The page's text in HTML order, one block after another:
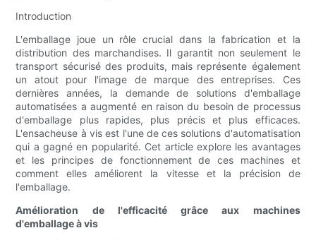
Introduction
L'emballage joue un rôle crucial dans la fabrication et la
distribution des marchandises. Il garantit non seulement le
transport sécurisé des produits, mais représente également
un atout pour l'image de marque des entreprises. Ces
dernières années, la demande de solutions d'emballage
automatisées a augmenté en raison du besoin de processus
d'emballage plus rapides, plus précis et plus efficaces.
L'ensacheuse à vis est l'une de ces solutions d'automatisation
qui a gagné en popularité. Cet article explore les avantages
et les principes de fonctionnement de ces machines et
comment elles améliorent la vitesse et la précision de
l'emballage.
Amélioration de l'efficacité grâce aux machines
d'emballage à vis